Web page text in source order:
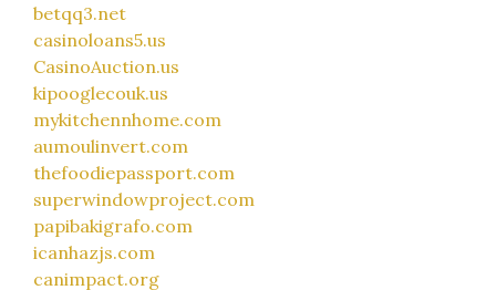
betqq3.net
casinoloans5.us
CasinoAuction.us
kipooglecouk.us
mykitchennhome.com
aumoulinvert.com
thefoodiepassport.com
superwindowproject.com
papibakigrafo.com
icanhazjs.com
canimpact.org